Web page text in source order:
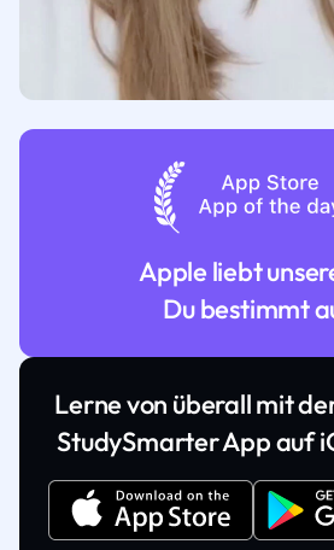
Apple liebt
Du bestimmt
Lerne von überall mit
StudySmarter App auf